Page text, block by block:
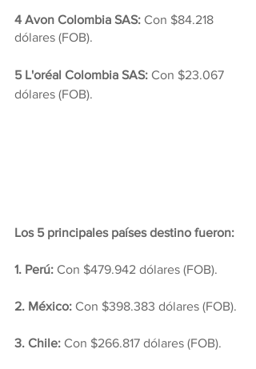
4 Avon Colombia SAS: Con $84.218
dólares (FOB).
5 L'oréal Colombia SAS: Con $23.067
dólares (FOB).
Los 5 principales países destino fueron:
1. Perú: Con $479.942 dólares (FOB).
2. México: Con $398.383 dólares (FOB).
3. Chile: Con $266.817 dólares (FOB).